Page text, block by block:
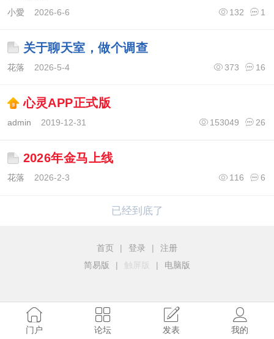
小愛 2026-6-6 1
132
关于聊天室，做个调查
花落 2026-5-4 16
373
心灵APP正式版
admin 2019-12-31 26
153049
2026年金马上线
花落 2026-2-3 6
116
已经到底了
首页 | 登录 |
注册
简易版
| 触屏版 | 电脑版
门户 论坛 发表 我的